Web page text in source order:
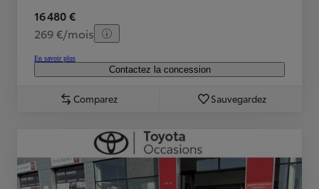
16 480 €
269 €/mois
En savoir plus
Contactez la concession
Comparez Sauvegardez